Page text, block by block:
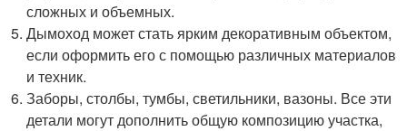
сложных и объемных.
Дымоход может стать ярким декоративным объектом,
если оформить его с помощью различных материалов
и техник.
Заборы, столбы, тумбы, светильники, вазоны. Все эти
детали могут дополнить общую композицию участка,